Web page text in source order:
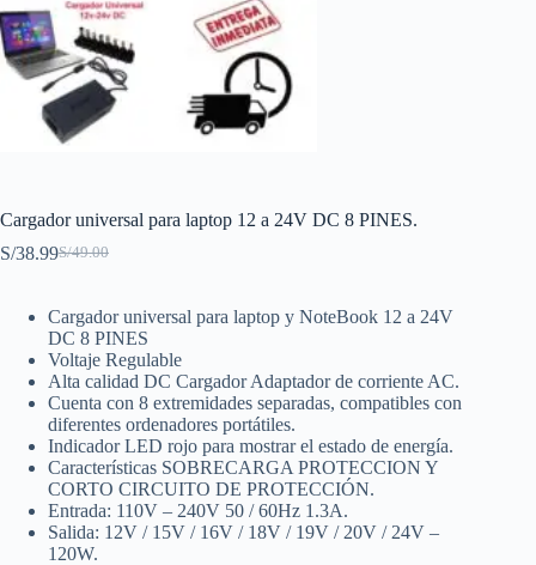
Cargador universal para laptop 12 a 24V DC 8 PINES.
S/49.00
Original
S/49.00.
S/38.99Current
S/38.99.
Cargador universal para laptop y NoteBook 12 a 24V
DC 8 PINES
Voltaje Regulable
Alta calidad DC Cargador Adaptador de corriente AC.
Cuenta con 8 extremidades separadas, compatibles con
diferentes ordenadores portátiles.
Indicador LED rojo para mostrar el estado de energía.
Características SOBRECARGA PROTECCION Y
CORTO CIRCUITO DE PROTECCIÓN.
Entrada: 110V – 240V 50 / 60Hz 1.3A.
Salida: 12V / 15V / 16V / 18V / 19V / 20V / 24V –
120W.